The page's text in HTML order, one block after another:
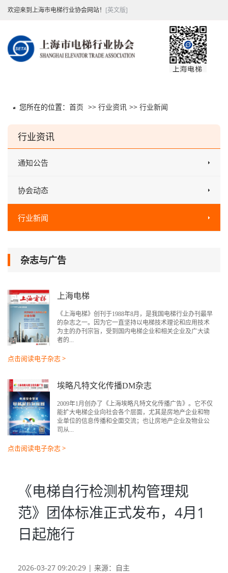
欢迎来到上海市电梯行业协会网站！ [英文版]
您所在的位置： 首页 >> 行业资讯 >> 行业新闻
行业资讯
通知公告
协会动态
行业新闻
杂志与广告
上海电梯
《上海电梯》创刊于1988年8月，是我国电梯行业办刊最早
的杂志之一。因为它一直坚持以电梯技术理论和应用技术
为主的办刊宗旨，受到国内电梯企业和相关企业及广大读
者的...
点击阅读电子杂志 >
埃略凡特文化传播DM杂志
2009年1月创办了《上海埃略凡特文化传播广告》。它不仅
能扩大电梯企业向社会各个层面，尤其是房地产企业和物
业单位的信息传播和全面交流；也让房地产企业及物业公
司从...
点击阅读电子杂志 >
《电梯自行检测机构管理规
范》团体标准正式发布，4月1
日起施行
2026-03-27 09:20:29 | 来源：自主